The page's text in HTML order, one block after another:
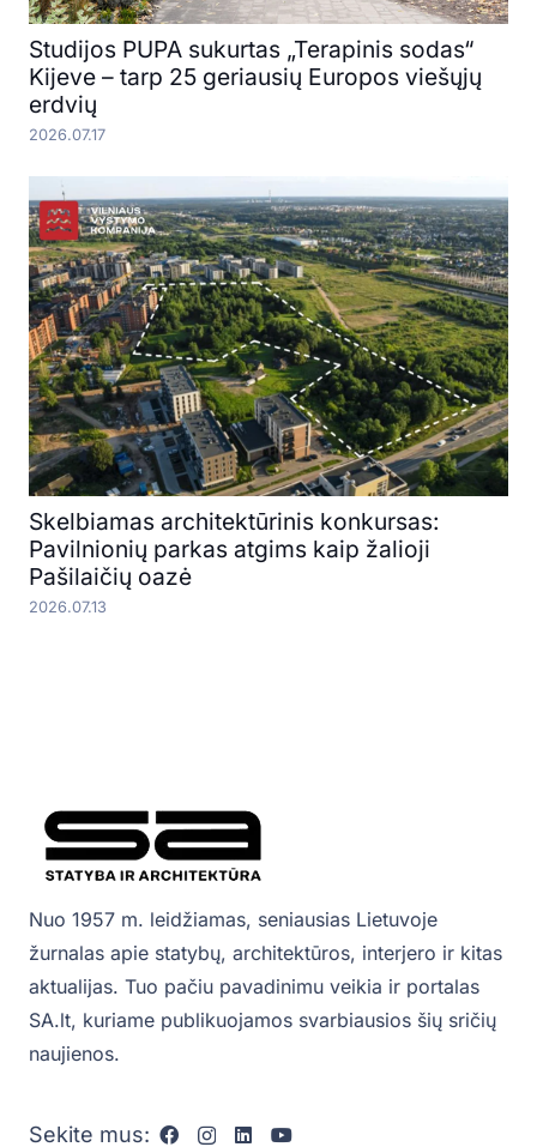
Studijos PUPA sukurtas „Terapinis sodas“
Kijeve – tarp 25 geriausių Europos viešųjų
erdvių
2026.07.17
Skelbiamas architektūrinis konkursas:
Pavilnionių parkas atgims kaip žalioji
Pašilaičių oazė
2026.07.13
Nuo 1957 m. leidžiamas, seniausias Lietuvoje
žurnalas apie statybų, architektūros, interjero ir kitas
aktualijas. Tuo pačiu pavadinimu veikia ir portalas
SA.lt, kuriame publikuojamos svarbiausios šių sričių
naujienos.
Sekite mus: